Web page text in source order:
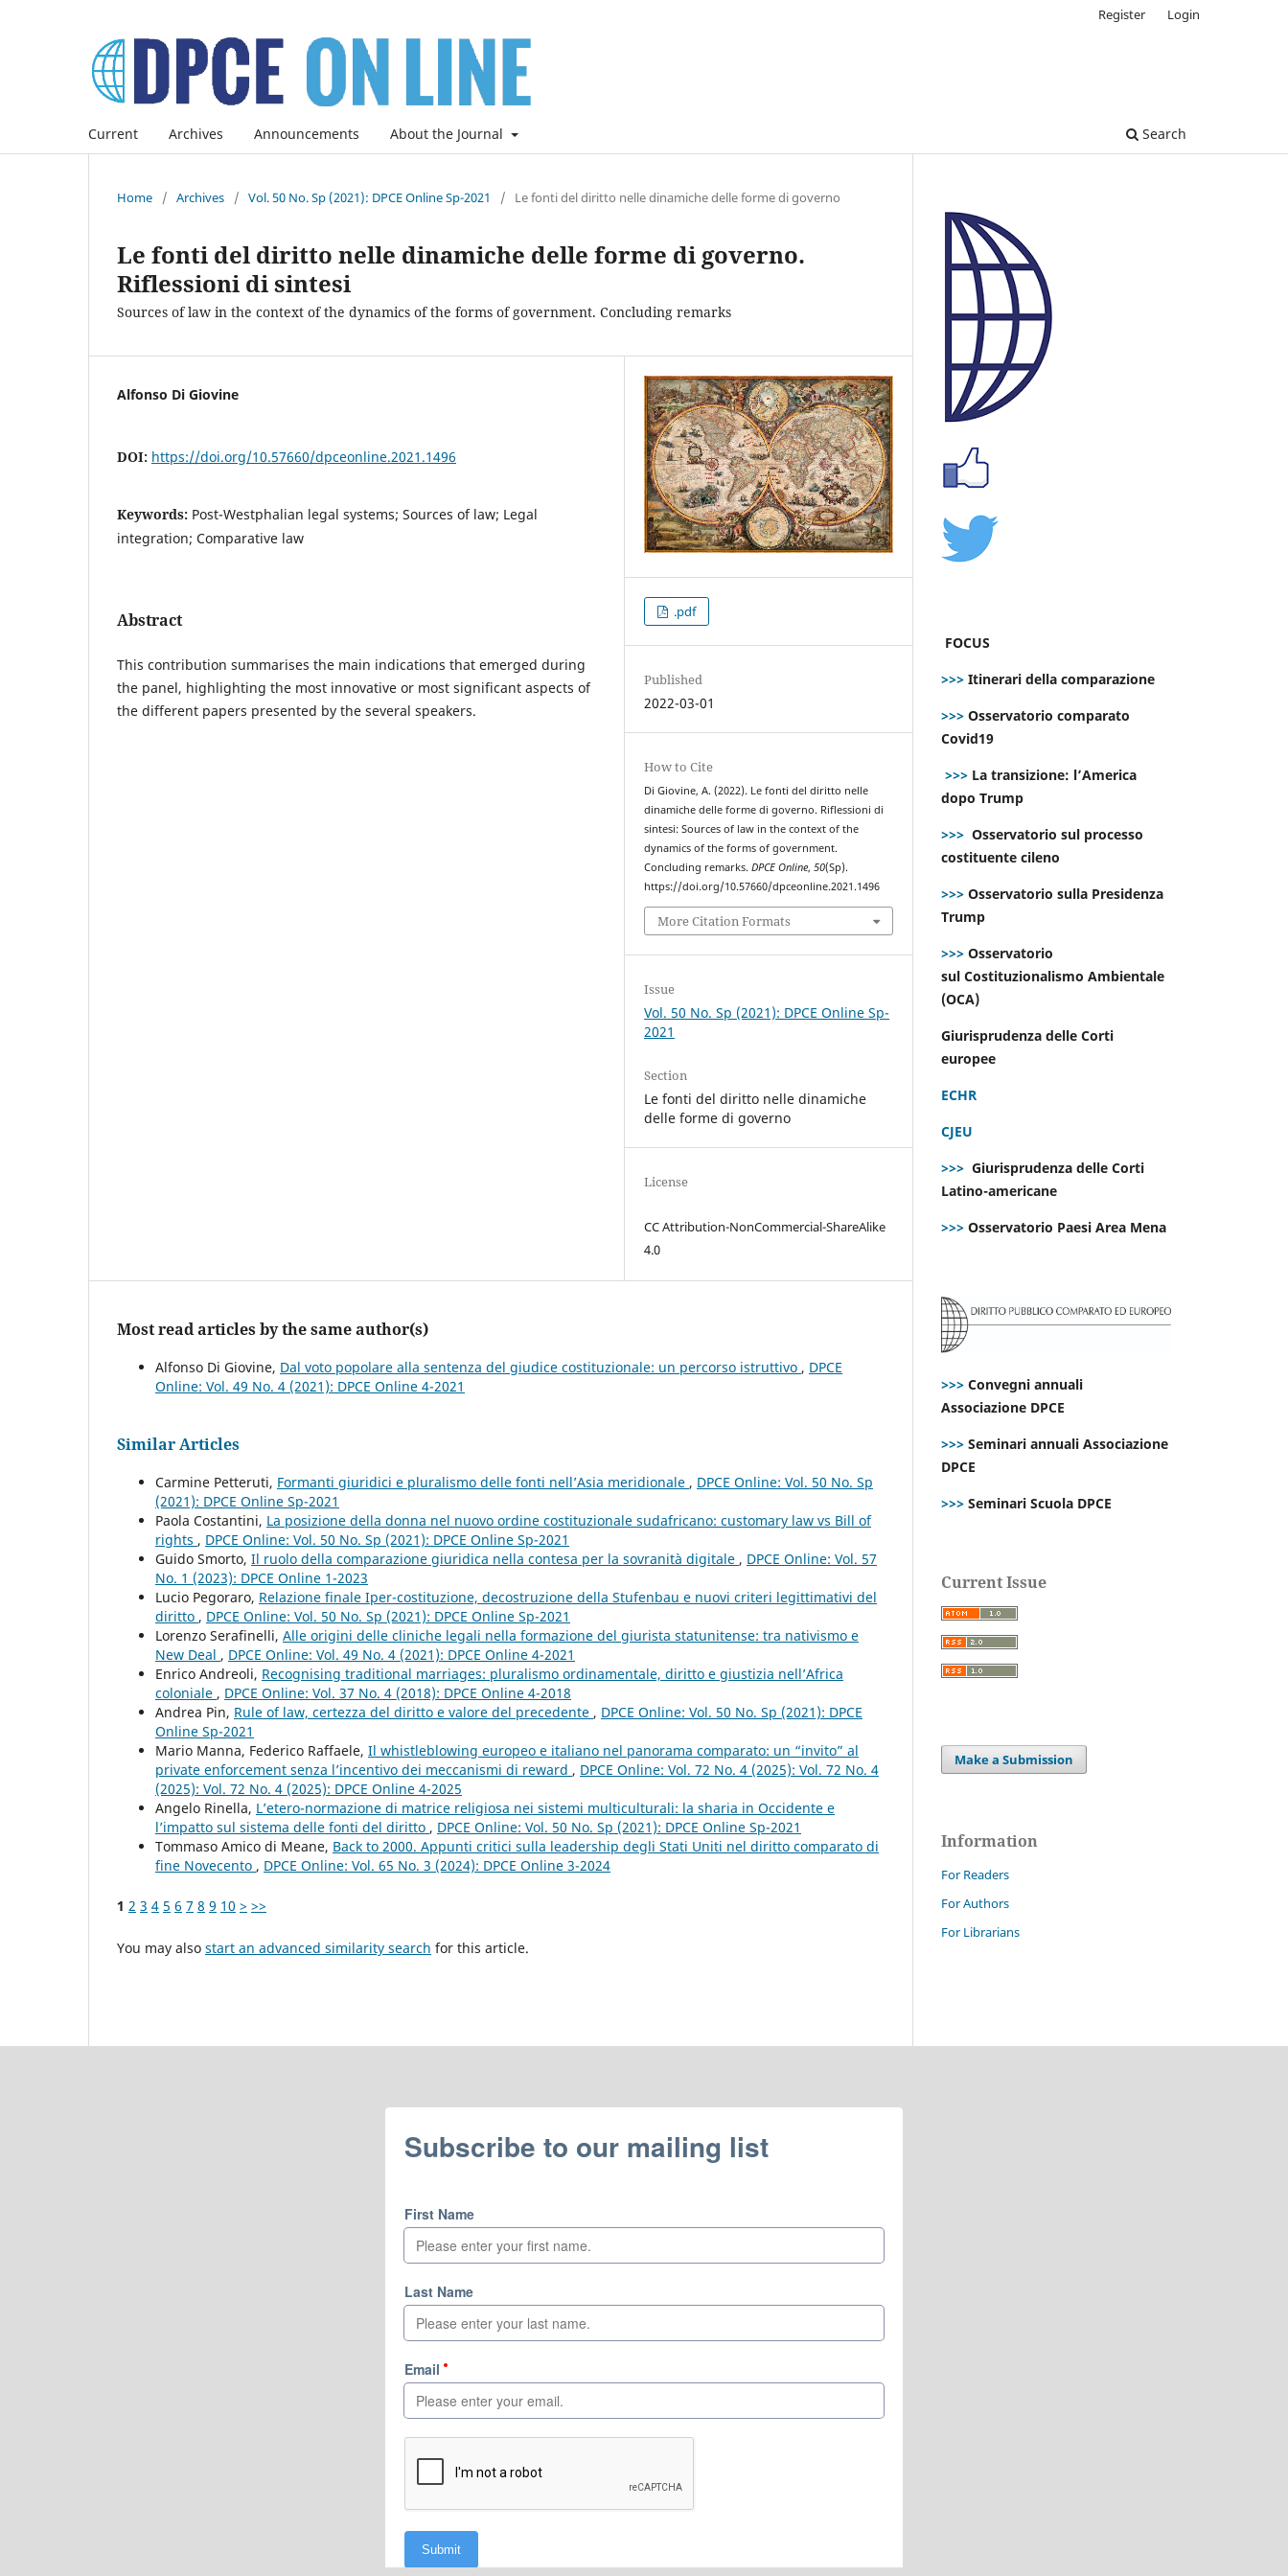
Current Archives Announcements About the Journal Search
Register Login
Home / Archives / Vol. 50 No. Sp (2021): DPCE Online Sp-2021 / Le fonti del diritto nelle dinamiche delle forme di governo
Le fonti del diritto nelle dinamiche delle forme di governo.
Riflessioni di sintesi
Sources of law in the context of the dynamics of the forms of government. Concluding remarks
Alfonso Di Giovine
DOI: https://doi.org/10.57660/dpceonline.2021.1496
Keywords: Post-Westphalian legal systems; Sources of law; Legal
integration; Comparative law
Abstract
This contribution summarises the main indications that emerged during
the panel, highlighting the most innovative or most significant aspects of
the different papers presented by the several speakers.
.pdf
Published
2022-03-01
How to Cite
Di Giovine, A. (2022). Le fonti del diritto nelle
dinamiche delle forme di governo. Riflessioni di
sintesi: Sources of law in the context of the
dynamics of the forms of government.
Concluding remarks.DPCE Online,50(Sp).
https://doi.org/10.57660/dpceonline.2021.1496
More Citation Formats
Issue
Vol. 50 No. Sp (2021): DPCE Online Sp-
2021
Section
Le fonti del diritto nelle dinamiche
delle forme di governo
License
CC Attribution-NonCommercial-ShareAlike
4.0
Most read articles by the same author(s)
Alfonso Di Giovine, Dal voto popolare alla sentenza del giudice costituzionale: un percorso istruttivo , DPCE
Online: Vol. 49 No. 4 (2021): DPCE Online 4-2021
Similar Articles
Carmine Petteruti, Formanti giuridici e pluralismo delle fonti nell’Asia meridionale , DPCE Online: Vol. 50 No. Sp
(2021): DPCE Online Sp-2021
Paola Costantini, La posizione della donna nel nuovo ordine costituzionale sudafricano: customary law vs Bill of
rights , DPCE Online: Vol. 50 No. Sp (2021): DPCE Online Sp-2021
Guido Smorto, Il ruolo della comparazione giuridica nella contesa per la sovranità digitale , DPCE Online: Vol. 57
No. 1 (2023): DPCE Online 1-2023
Lucio Pegoraro, Relazione finale Iper-costituzione, decostruzione della Stufenbau e nuovi criteri legittimativi del
diritto , DPCE Online: Vol. 50 No. Sp (2021): DPCE Online Sp-2021
Lorenzo Serafinelli, Alle origini delle cliniche legali nella formazione del giurista statunitense: tra nativismo e
New Deal , DPCE Online: Vol. 49 No. 4 (2021): DPCE Online 4-2021
Enrico Andreoli, Recognising traditional marriages: pluralismo ordinamentale, diritto e giustizia nell’Africa
coloniale , DPCE Online: Vol. 37 No. 4 (2018): DPCE Online 4-2018
Andrea Pin, Rule of law, certezza del diritto e valore del precedente , DPCE Online: Vol. 50 No. Sp (2021): DPCE
Online Sp-2021
Mario Manna, Federico Raffaele, Il whistleblowing europeo e italiano nel panorama comparato: un “invito” al
private enforcement senza l’incentivo dei meccanismi di reward , DPCE Online: Vol. 72 No. 4 (2025): Vol. 72 No. 4
(2025): Vol. 72 No. 4 (2025): DPCE Online 4-2025
Angelo Rinella, L’etero-normazione di matrice religiosa nei sistemi multiculturali: la sharia in Occidente e
l’impatto sul sistema delle fonti del diritto , DPCE Online: Vol. 50 No. Sp (2021): DPCE Online Sp-2021
Tommaso Amico di Meane, Back to 2000. Appunti critici sulla leadership degli Stati Uniti nel diritto comparato di
fine Novecento , DPCE Online: Vol. 65 No. 3 (2024): DPCE Online 3-2024
1 2 3 4 5 6 7 8 9 10 > >>
You may also start an advanced similarity search for this article.
FOCUS
>>> Itinerari della comparazione
>>> Osservatorio comparato
Covid19
>>> La transizione: l’America
dopo Trump
>>> Osservatorio sul processo
costituente cileno
>>> Osservatorio sulla Presidenza
Trump
>>> Osservatorio
sul Costituzionalismo Ambientale
(OCA)
Giurisprudenza delle Corti
europee
ECHR
CJEU
>>> Giurisprudenza delle Corti
Latino-americane
>>> Osservatorio Paesi Area Mena
>>> Convegni annuali
Associazione DPCE
>>> Seminari annuali Associazione
DPCE
>>> Seminari Scuola DPCE
Current Issue
Make a Submission
Information
For Readers
For Authors
For Librarians